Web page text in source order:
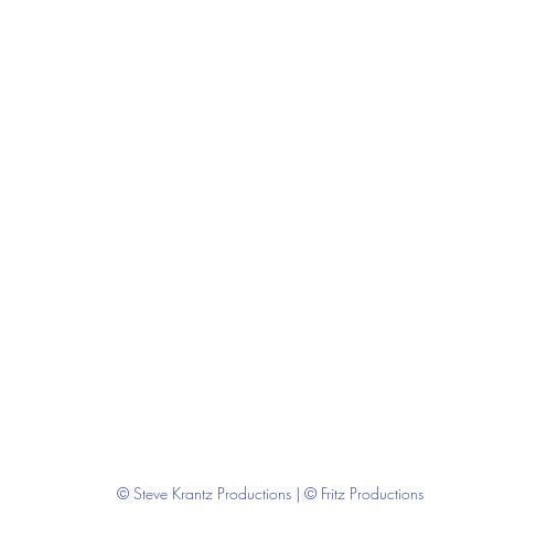
© Steve Krantz Productions | © Fritz Productions